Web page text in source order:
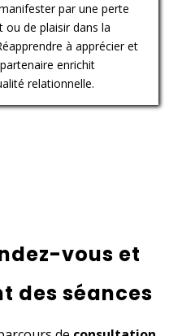
par une perte
ou de plaisir dans la
à apprécier et
enrichit
relationnelle.
vous et
des séances